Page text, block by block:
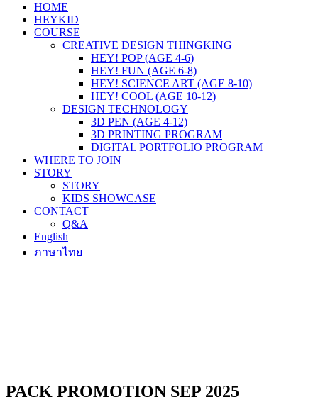
HOME
HEYKID
COURSE
CREATIVE DESIGN THINGKING
HEY! POP (AGE 4-6)
HEY! FUN (AGE 6-8)
HEY! SCIENCE ART (AGE 8-10)
HEY! COOL (AGE 10-12)
DESIGN TECHNOLOGY
3D PEN (AGE 4-12)
3D PRINTING PROGRAM
DIGITAL PORTFOLIO PROGRAM
WHERE TO JOIN
STORY
STORY
KIDS SHOWCASE
CONTACT
Q&A
English
ภาษาไทย
PACK PROMOTION SEP 2025